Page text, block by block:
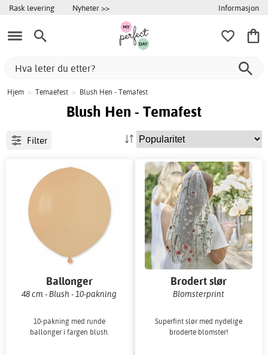
Rask levering Nyheter >> Informasjon
Hjem > Temaefest > Blush Hen - Temafest
Blush Hen - Temafest
Filter
Ballonger
48 cm - Blush - 10-pakning
10-pakning med runde
ballonger i fargen blush.
Brodert slør
Blomsterprint
Superfint slør med nydelige
broderte blomster!